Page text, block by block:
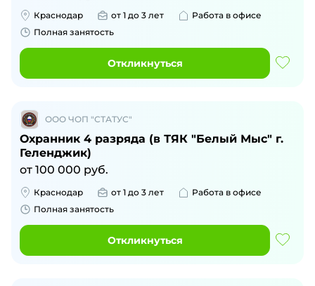
Краснодар от 1 до 3 лет
Работа в офисе
Полная занятость
Откликнуться
ООО ЧОП "СТАТУС"
Охранник 4 разряда (в ТЯК "Белый Мыс" г.
Геленджик)
от 100 000 руб.
Краснодар от 1 до 3 лет
Работа в офисе
Полная занятость
Откликнуться